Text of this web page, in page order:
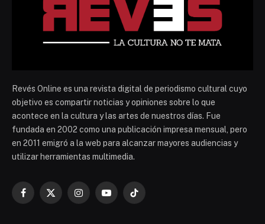
Revés Online es una revista digital de periodismo cultural cuyo
objetivo es compartir noticias y opiniones sobre lo que
acontece en la cultura y las artes de nuestros días. Fue
fundada en 2002 como una publicación impresa mensual, pero
en 2011 emigró a la web para alcanzar mayores audiencias y
utilizar herramientas multimedia.
Facebook
X
InstagramYouTubeTikTok